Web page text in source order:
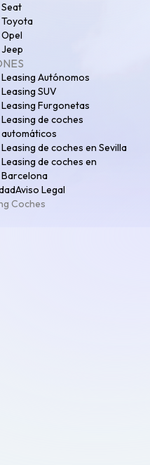
Seat
Toyota
Opel
Jeep
Leasing Autónomos
Leasing SUV
Leasing Furgonetas
Leasing de coches
automáticos
Leasing de coches en Sevilla
Leasing de coches en
Barcelona
Aviso Legal
Coches